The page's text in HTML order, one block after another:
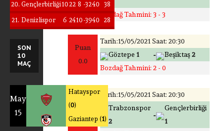
Bozdağ Tahmini: 3 - 3
Puan
0.0
Tarih:15/05/2021 Saat: 20:30
Göztepe 1 - Beşiktaş2
Bozdağ Tahmini: 2 - 0
Puan
0.0
Tarih:15/05/2021 Saat: 20:30
Trabzonspor
2
-
Gençlerbirliği
1
20. Gençlerbirliği10 22 8 -3240 38
21. Denizlispor 6 2410 -3940 28
SON
10
MAÇ
May
15
Hatayspor
(0)
Gaziantep (1)